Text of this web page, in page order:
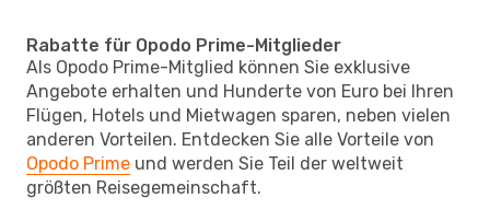
Rabatte für Opodo Prime-Mitglieder
Als Opodo Prime-Mitglied können Sie exklusive
Angebote erhalten und Hunderte von Euro bei Ihren
Flügen, Hotels und Mietwagen sparen, neben vielen
anderen Vorteilen. Entdecken Sie alle Vorteile von
Opodo Prime und werden Sie Teil der weltweit
größten Reisegemeinschaft.